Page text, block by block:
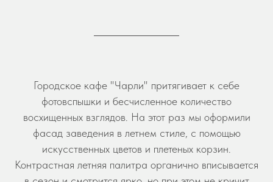
Городское кафе "Чарли" притягивает к себе
фотовспышки и бесчисленное количество
восхищенных взглядов. На этот раз мы оформили
фасад заведения в летнем стиле, с помощью
искусственных цветов и плетеных корзин.
Контрастная летняя палитра органично вписывается